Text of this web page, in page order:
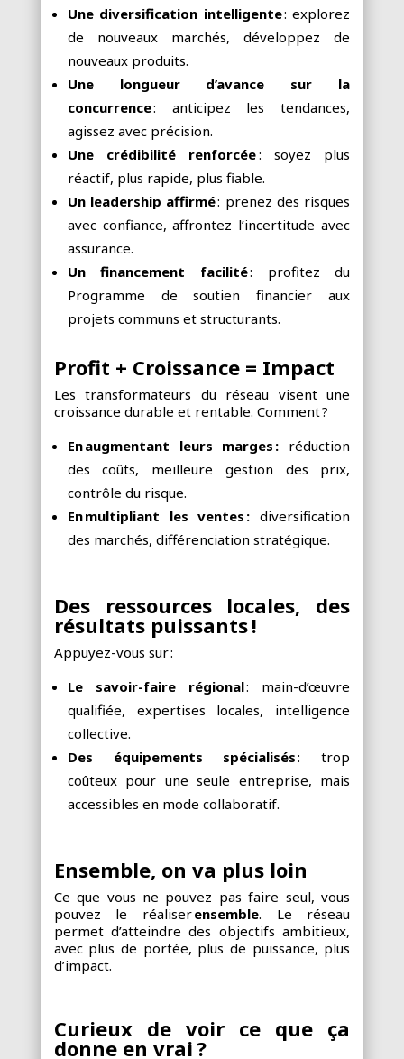
Une diversification intelligente: explorez
de nouveaux marchés, développez de
nouveaux produits.
Une longueur d’avance sur la
concurrence: anticipez les tendances,
agissez avec précision.
Une crédibilité renforcée: soyez plus
réactif, plus rapide, plus fiable.
Un leadership affirmé: prenez des risques
avec confiance, affrontez l’incertitude avec
assurance.
Un financement facilité: profitez du
Programme de soutien financier aux
projets communs et structurants.
Profit + Croissance = Impact
Les transformateurs du réseau visent une
croissance durable et rentable. Comment?
En augmentant leurs marges : réduction
des coûts, meilleure gestion des prix,
contrôle du risque.
En multipliant les ventes :diversification
des marchés, différenciation stratégique.
Des ressources locales, des
résultats puissants !
Appuyez-vous sur :
Le savoir-faire régional: main-d’œuvre
qualifiée, expertises locales, intelligence
collective.
Des équipements spécialisés: trop
coûteux pour une seule entreprise, mais
accessibles en mode collaboratif.
Ensemble, on va plus loin
Ce que vous ne pouvez pas faire seul, vous
pouvez le réaliserensemble. Le réseau
permet d’atteindre des objectifs ambitieux,
avec plus de portée, plus de puissance, plus
d’impact.
Curieux de voir ce que ça
donne en vrai ?